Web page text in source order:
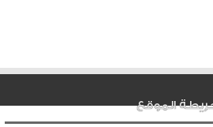
الموقع